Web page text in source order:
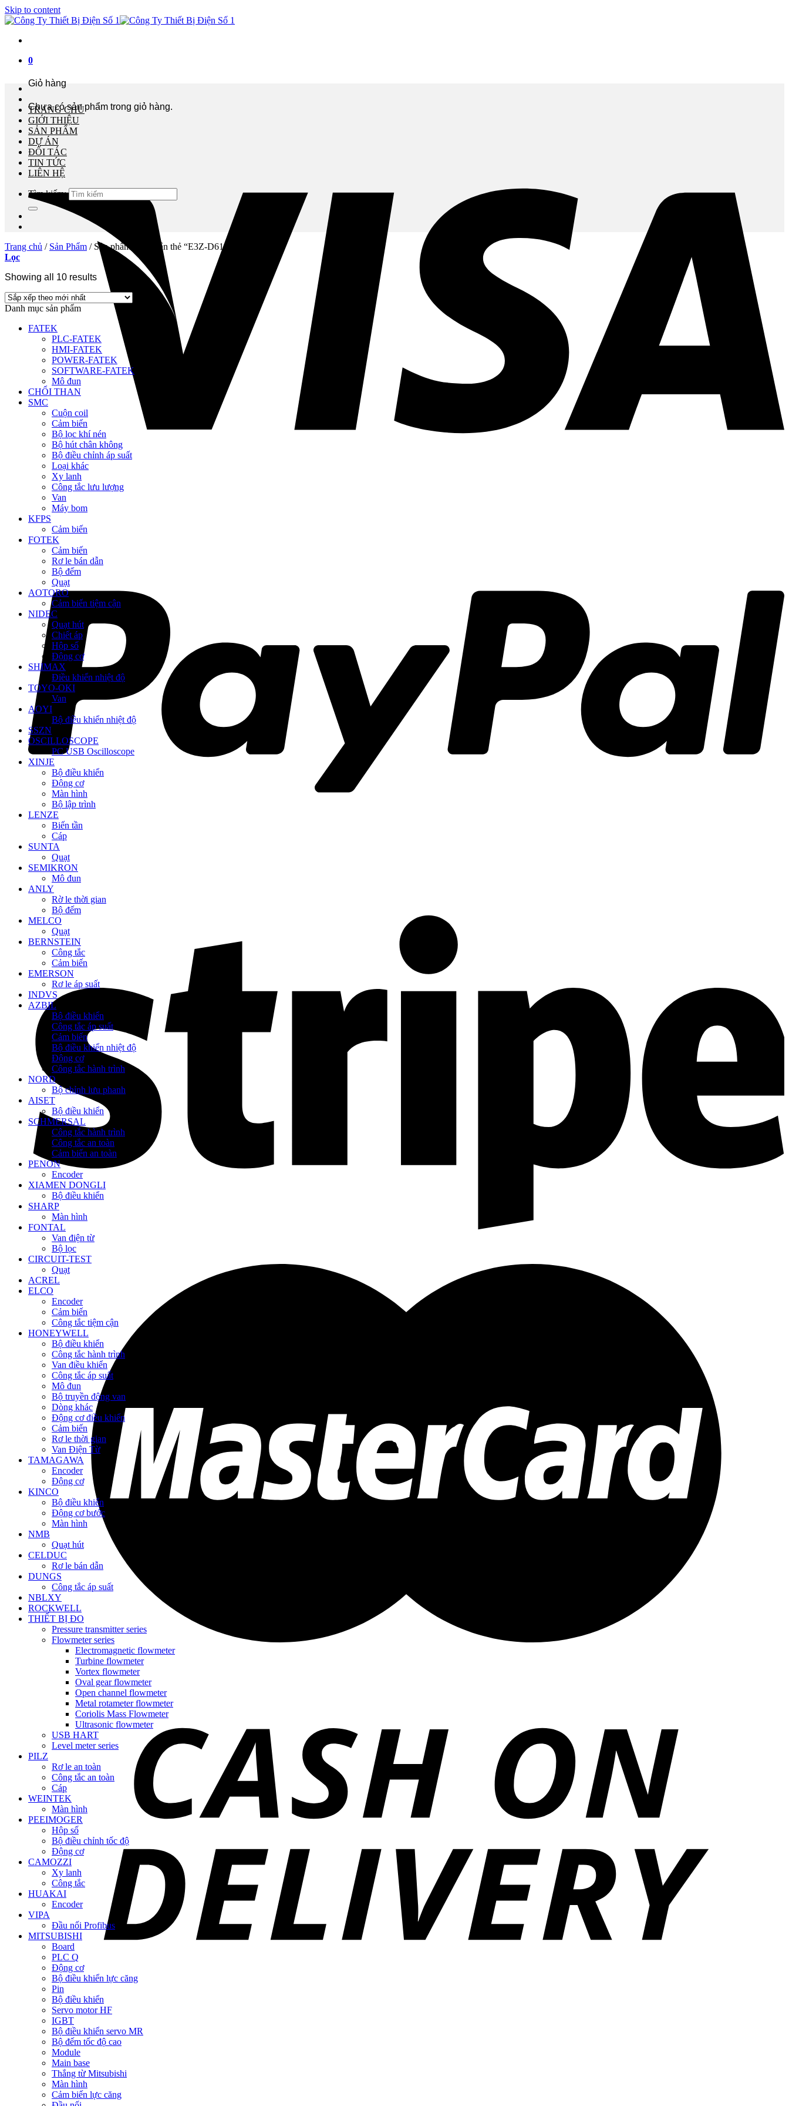
Skip to content
0
Giỏ hàng
Chưa có sản phẩm trong giỏ hàng.
TRANG CHỦ
GIỚI THIỆU
SẢN PHẨM
DỰ ÁN
ĐỐI TÁC
TIN TỨC
LIÊN HỆ
Tìm kiếm:
Trang chủ / Sản Phẩm /Sản phẩm được gắn thẻ “E3Z-D61 2M”
Lọc
Showing all 10 results
Danh mục sản phẩm
FATEK
PLC-FATEK
HMI-FATEK
POWER-FATEK
SOFTWARE-FATEK
Mô đun
CHỔI THAN
SMC
Cuộn coil
Cảm biến
Bộ lọc khí nén
Bộ hút chân không
Bộ điều chỉnh áp suất
Loại khác
Xy lanh
Công tắc lưu lượng
Van
Máy bom
KFPS
Cảm biến
FOTEK
Cảm biến
Rơ le bán dẫn
Bộ đếm
Quạt
AOTORO
Cảm biến tiệm cận
NIDEC
Quạt hút
Chiết áp
Hộp số
Động cơ
SHIMAX
Điều khiển nhiệt độ
TOYO-OKI
Van
AOYI
Bộ điều khiển nhiệt độ
SSZN
OSCILLOSCOPE
PC USB Oscilloscope
XINJE
Bộ điều khiển
Động cơ
Màn hình
Bộ lập trình
LENZE
Biến tần
Cáp
SUNTA
Quạt
SEMIKRON
Mô đun
ANLY
Rờ le thời gian
Bộ đếm
MELCO
Quạt
BERNSTEIN
Công tắc
Cảm biến
EMERSON
Rơ le áp suất
INDVS
AZBIL
Bộ điều khiển
Công tắc áp suất
Cảm biến
Bộ điều khiển nhiệt độ
Động cơ
Công tắc hành trình
NORD
Bộ chỉnh lưu phanh
AISET
Bộ điều khiển
SCHMERSAL
Công tắc hành trình
Công tắc an toàn
Cảm biến an toàn
PENON
Encoder
XIAMEN DONGLI
Bộ điều khiển
SHARP
Màn hình
FONTAL
Van điện từ
Bộ lọc
CIRCUIT-TEST
Quạt
ACREL
ELCO
Encoder
Cảm biến
Công tắc tiệm cận
HONEYWELL
Bộ điều khiển
Công tắc hành trình
Van điều khiển
Công tắc áp suất
Mô đun
Bộ truyền động van
Dòng khác
Động cơ điều khiển
Cảm biến
Rơ le thời gian
Van Điện Từ
TAMAGAWA
Encoder
Động cơ
KINCO
Bộ điều khiển
Động cơ bước
Màn hình
NMB
Quạt hút
CELDUC
Rơ le bán dẫn
DUNGS
Công tắc áp suất
NBLXY
ROCKWELL
THIẾT BỊ ĐO
Pressure transmitter series
Flowmeter series
Electromagnetic flowmeter
Turbine flowmeter
Vortex flowmeter
Oval gear flowmeter
Open channel flowmeter
Metal rotameter flowmeter
Coriolis Mass Flowmeter
Ultrasonic flowmeter
USB HART
Level meter series
PILZ
Rơ le an toàn
Công tắc an toàn
Cáp
WEINTEK
Màn hình
PEEIMOGER
Hộp số
Bộ điều chỉnh tốc độ
Động cơ
CAMOZZI
Xy lanh
Công tắc
HUAKAI
Encoder
VIPA
Đầu nối Profibus
MITSUBISHI
Board
PLC Q
Động cơ
Bộ điều khiển lực căng
Pin
Bộ điều khiển
Servo motor HF
IGBT
Bộ điều khiển servo MR
Bộ đếm tốc độ cao
Module
Main base
Thắng từ Mitsubishi
Màn hình
Cảm biến lực căng